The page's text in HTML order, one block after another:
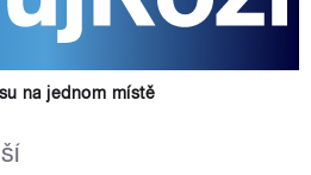
na jednom místě